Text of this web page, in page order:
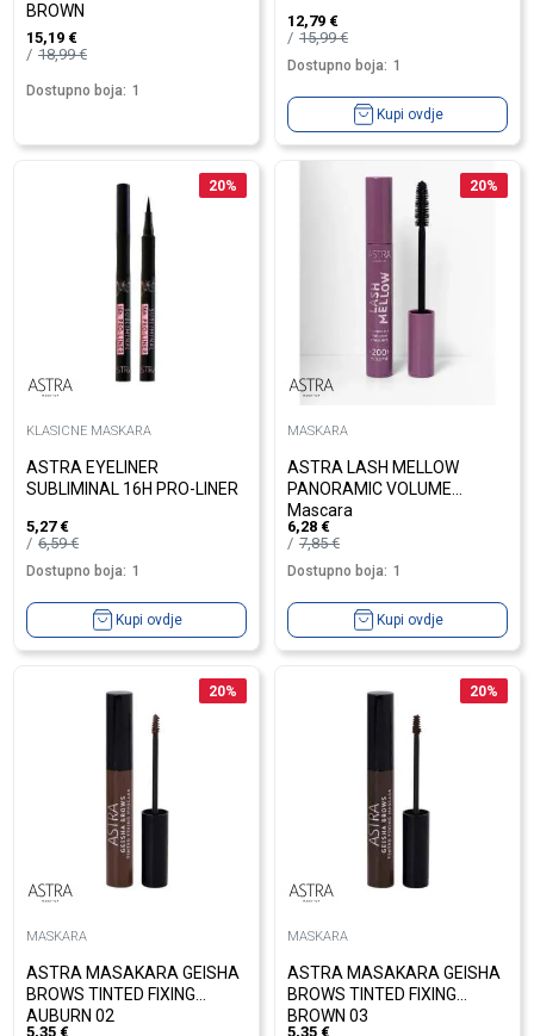
BROWN
15,19 €
18,99€
Dostupno boja: 1
12,79 €
15,99€
Dostupno boja: 1
Kupi ovdje
20%
KLASICNE MASKARA
ASTRA EYELINER
SUBLIMINAL 16H PRO-LINER
5,27 €
6,59€
Dostupno boja: 1
Kupi ovdje
20%
MASKARA
ASTRA LASH MELLOW
PANORAMIC VOLUME
Mascara
6,28 €
7,85€
Dostupno boja: 1
Kupi ovdje
20%
MASKARA
ASTRA MASAKARA GEISHA
BROWS TINTED FIXING
AUBURN 02
5,35 €
20%
MASKARA
ASTRA MASAKARA GEISHA
BROWS TINTED FIXING
BROWN 03
5,35 €